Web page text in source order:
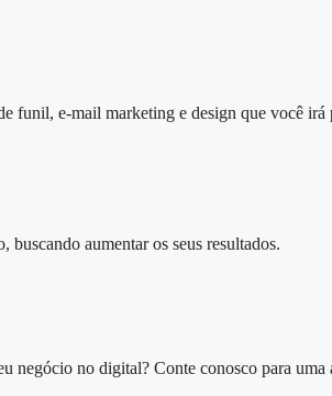
funil, e-mail marketing e design que você
buscando aumentar os seus resultados.​
negócio no digital? Conte conosco para uma